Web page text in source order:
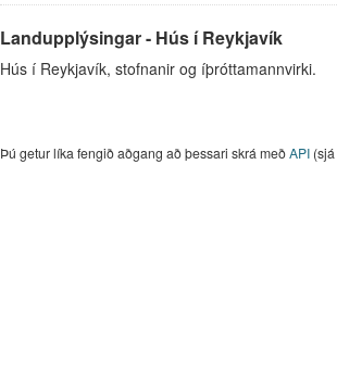
Landupplýsingar - Hús í Reykjavík
Hús í Reykjavík, stofnanir og íþróttamannvirki.
Þú getur líka fengið aðgang að þessari skrá meðAPI(sjá